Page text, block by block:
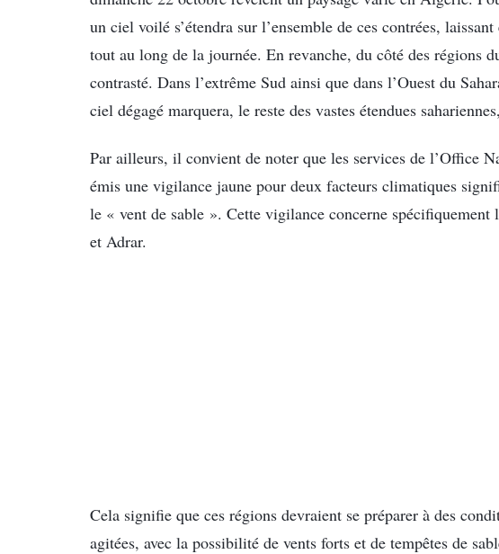
un ciel voilé s’étendra sur l’ensemble de ces contrées,
tout au long de la journée. En revanche, du côté des régions
contrasté. Dans l’extrême Sud ainsi que dans l’Ouest du
ciel dégagé marquera, le reste des vastes étendues
Par ailleurs, il convient de noter que les services de l’Office
émis une vigilance jaune pour deux facteurs climatiques
le « vent de sable ». Cette vigilance concerne
et Adrar.
Cela signifie que ces régions devraient se préparer à des
agitées, avec la possibilité de vents forts et de tempêtes de